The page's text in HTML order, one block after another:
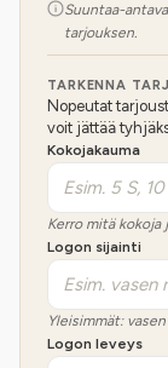
Suuntaa-
tarjouksen.
TARKENNA
Nopeutat
voit jättää
Kokojakauma
Kerro mitä kokoja
Logon sijainti
Yleisimmät:
Logon leveys